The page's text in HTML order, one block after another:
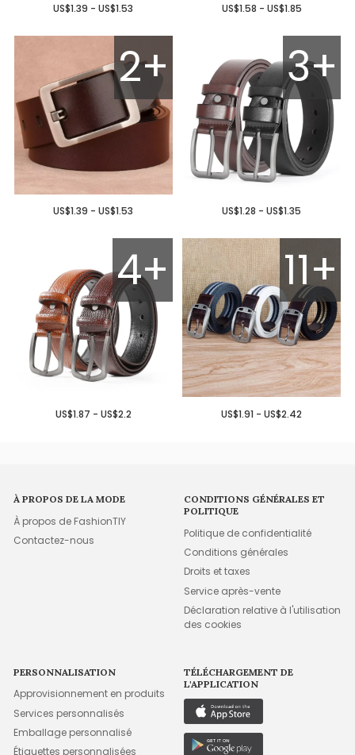
US$1.39 - US$1.53 US$1.58 - US$1.85
2+
US$1.39 - US$1.53
3+
US$1.28 - US$1.35
4+
US$1.87 - US$2.2
11+
US$1.91 - US$2.42
À PROPOS DE LA MODE
À propos de FashionTIY
Contactez-nous
CONDITIONS GÉNÉRALES ET
POLITIQUE
Politique de confidentialité
Conditions générales
Droits et taxes
Service après-vente
Déclaration relative à l'utilisation
des cookies
PERSONNALISATION
Approvisionnement en produits
Services personnalisés
Emballage personnalisé
Étiquettes personnalisées
TÉLÉCHARGEMENT DE
L'APPLICATION